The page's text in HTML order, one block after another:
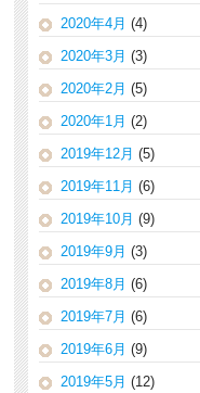
2020年4月 (4)
2020年3月 (3)
2020年2月 (5)
2020年1月 (2)
2019年12月 (5)
2019年11月 (6)
2019年10月 (9)
2019年9月 (3)
2019年8月 (6)
2019年7月 (6)
2019年6月 (9)
2019年5月 (12)